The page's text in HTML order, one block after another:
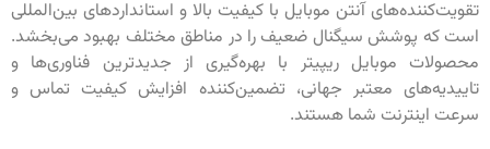
تقویت‌کننده‌های آنتن موبایل با کیفیت بالا و استانداردهای بین‌المللی
است که پوشش سیگنال ضعیف را در مناطق مختلف بهبود می‌بخشد.
محصولات موبایل ریپیتر با بهره‌گیری از جدیدترین فناوری‌ها و
تاییدیه‌های معتبر جهانی، تضمین‌کننده افزایش کیفیت تماس و
سرعت اینترنت شما هستند.